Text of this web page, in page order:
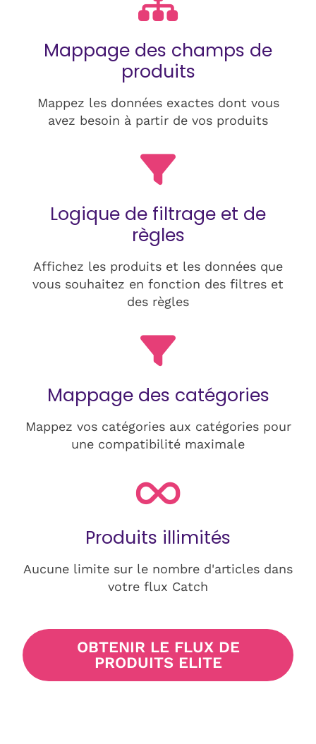
Mappage des champs de
produits
Mappez les données exactes dont vous
avez besoin à partir de vos produits
Logique de filtrage et de
règles
Affichez les produits et les données que
vous souhaitez en fonction des filtres et
des règles
Mappage des catégories
Mappez vos catégories aux catégories pour
une compatibilité maximale
Produits illimités
Aucune limite sur le nombre d'articles dans
votre flux Catch
OBTENIR LE FLUX DE
PRODUITS ELITE